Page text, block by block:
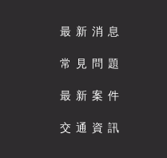
最 新 消 息
常 見 問 題
最 新 案 件
交 通 資 訊